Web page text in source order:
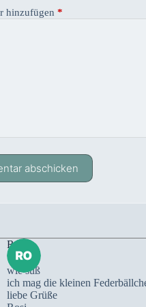
hinzufügen *
abschicken
Rosi
wie süß
ich mag die kleinen
liebe Grüße